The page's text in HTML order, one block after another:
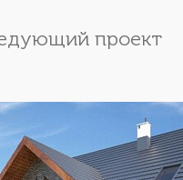
проект